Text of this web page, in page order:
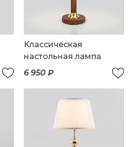
Классическая
настольная лампа
6 950 ₽